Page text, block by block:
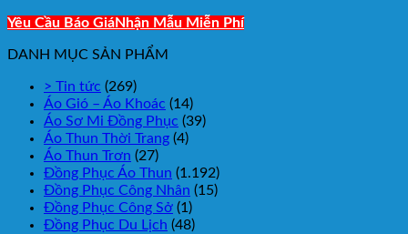
Yêu Cầu Báo GiáNhận Mẫu Miễn Phí
DANH MỤC SẢN PHẨM
> Tin tức (269)
Áo Gió – Áo Khoác (14)
Áo Sơ Mi Đồng Phục (39)
Áo Thun Thời Trang (4)
Áo Thun Trơn (27)
Đồng Phục Áo Thun (1.192)
Đồng Phục Công Nhân (15)
Đồng Phục Công Sở (1)
Đồng Phục Du Lịch (48)